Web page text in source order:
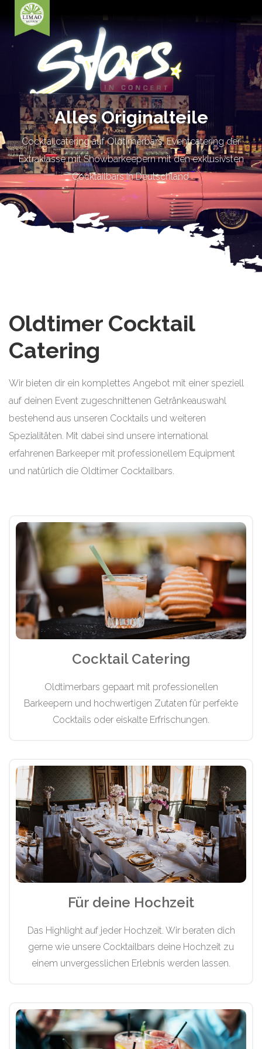
Alles Originalteile
Cocktailcatering auf Oldtimerbars. Eventcatering der
Extraklasse mit Showbarkeepern mit den exklusivsten
Cocktailbars in Deutschland.
Oldtimer Cocktail
Catering
Wir bieten dir ein komplettes Angebot mit einer speziell
auf deinen Event zugeschnittenen Getränkeauswahl
bestehend aus unseren Cocktails und weiteren
Spezialitäten. Mit dabei sind unsere international
erfahrenen Barkeeper mit professionellem Equipment
und natürlich die Oldtimer Cocktailbars.
Cocktail Catering
Oldtimerbars gepaart mit professionellen
Barkeepern und hochwertigen Zutaten für perfekte
Cocktails oder eiskalte Erfrischungen.
Für deine Hochzeit
Das Highlight auf jeder Hochzeit. Wir beraten dich
gerne wie unsere Cocktailbars deine Hochzeit zu
einem unvergesslichen Erlebnis werden lassen.